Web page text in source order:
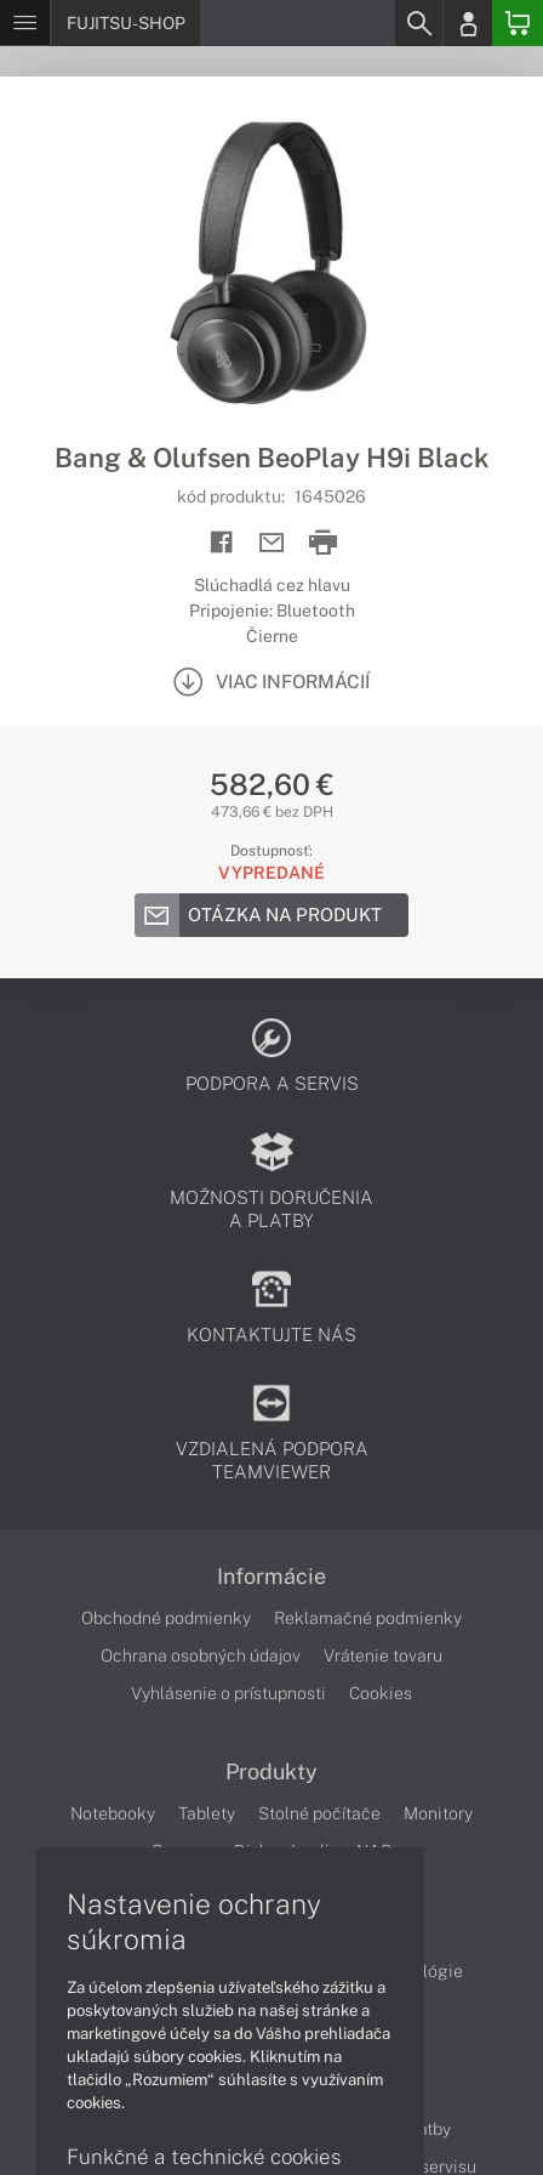
FUJITSU-SHOP
Bang & Olufsen BeoPlay H9i Black
kód produktu: 1645026
Slúchadlá cez hlavu
Pripojenie: Bluetooth
Čierne
VIAC INFORMÁCIÍ
582,60 €
473,66 € bez DPH
Dostupnosť:
VYPREDANÉ
OTÁZKA NA PRODUKT
PODPORA A SERVIS
MOŽNOSTI DORUČENIA
A PLATBY
KONTAKTUJTE NÁS
VZDIALENÁ PODPORA
TEAMVIEWER
Informácie
Obchodné podmienky
Reklamačné podmienky
Ochrana osobných údajov
Vrátenie tovaru
Vyhlásenie o prístupnosti
Cookies
Produkty
Notebooky Tablety Stolné počítače
Monitory
Servery
Diskové polia a NAS
Technológie
Videá
Obsah
Možnosti doručenia a platby
Podpora a servis
Servisné služby Cenník servisu
Nastavenie ochrany
súkromia
Za účelom zlepšenia užívateľského zážitku a
poskytovaných služieb na našej stránke a
marketingové účely sa do Vášho prehliadača
ukladajú súbory cookies. Kliknutím na
tlačidlo „Rozumiem“ súhlasíte s využívaním
cookies.
Funkčné a technické cookies